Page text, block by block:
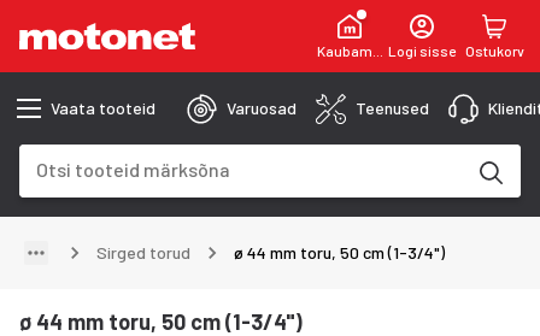
KaubamajaLogi sisse Ostukorv
Vaata tooteid Varuosad Teenused
Sirged torud ø 44 mm toru, 50 cm (1-3/4")
ø 44 mm toru, 50 cm (1-3/4")